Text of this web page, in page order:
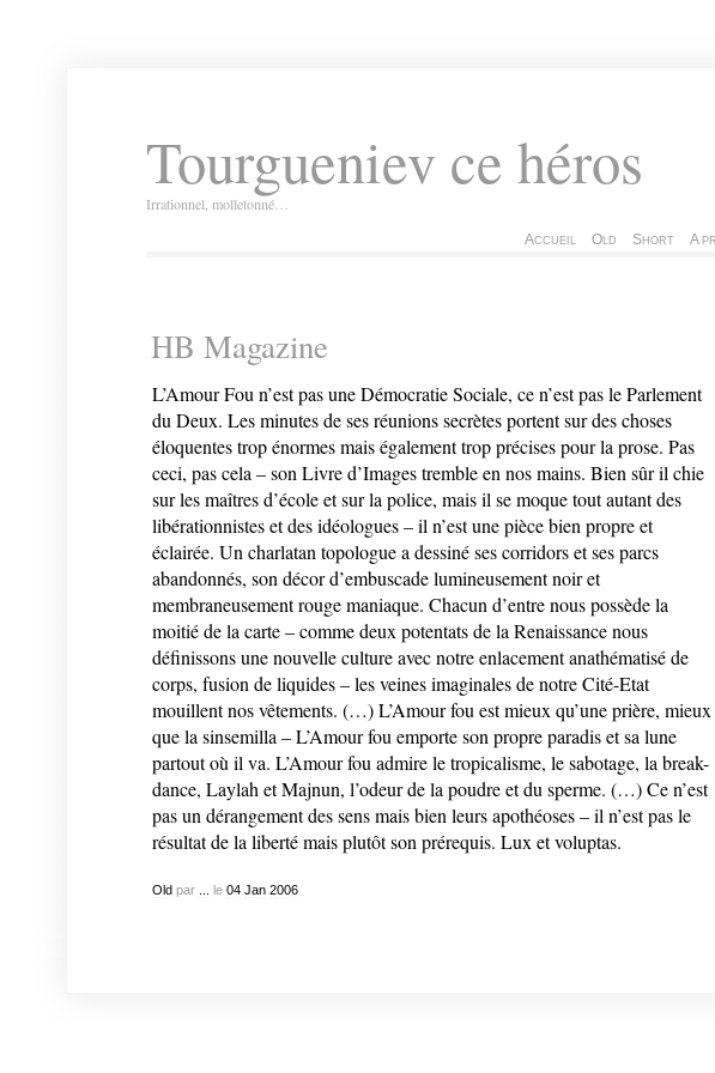
Tourgueniev ce héros
Irrationnel, molletonné…
Accueil Old Short A
HB Magazine
L’Amour Fou n’est pas une Démocratie Sociale, ce n’est pas le Parlement
du Deux. Les minutes de ses réunions secrètes portent sur des choses
éloquentes trop énormes mais également trop précises pour la prose. Pas
ceci, pas cela – son Livre d’Images tremble en nos mains. Bien sûr il chie
sur les maîtres d’école et sur la police, mais il se moque tout autant des
libérationnistes et des idéologues – il n’est une pièce bien propre et
éclairée. Un charlatan topologue a dessiné ses corridors et ses parcs
abandonnés, son décor d’embuscade lumineusement noir et
membraneusement rouge maniaque. Chacun d’entre nous possède la
moitié de la carte – comme deux potentats de la Renaissance nous
définissons une nouvelle culture avec notre enlacement anathématisé de
corps, fusion de liquides – les veines imaginales de notre Cité-Etat
mouillent nos vêtements. (…) L’Amour fou est mieux qu’une prière, mieux
que la sinsemilla – L’Amour fou emporte son propre paradis et sa lune
partout où il va. L’Amour fou admire le tropicalisme, le sabotage, la break-
dance, Laylah et Majnun, l’odeur de la poudre et du sperme. (…) Ce n’est
pas un dérangement des sens mais bien leurs apothéoses – il n’est pas le
résultat de la liberté mais plutôt son prérequis. Lux et voluptas.
Oldpar le 04 Jan 2006